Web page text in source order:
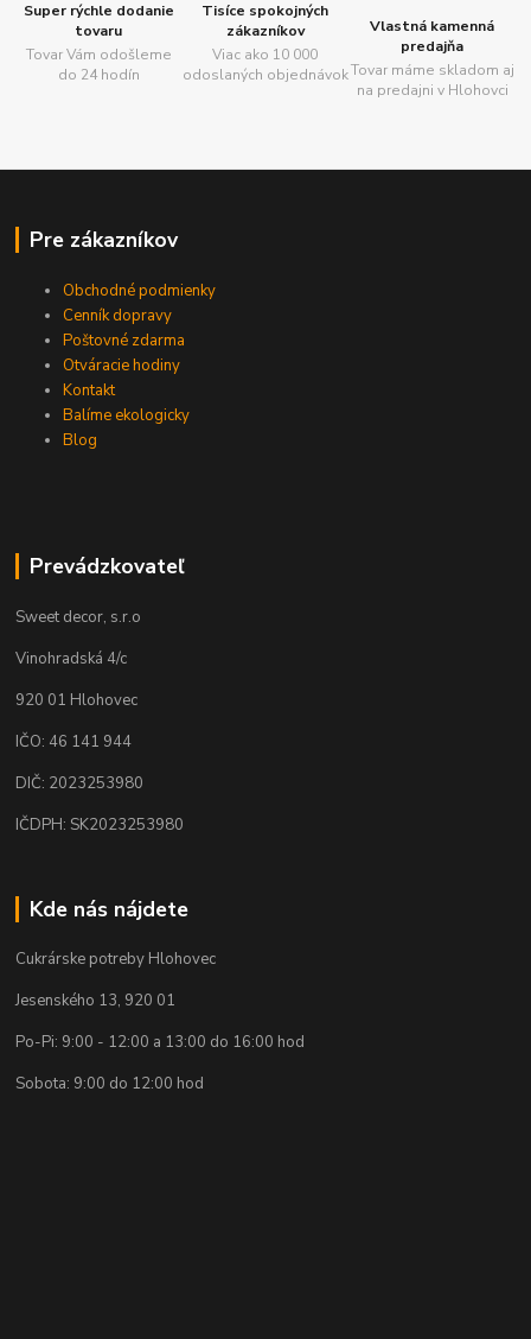
Super rýchle dodanie
tovaru
Tovar Vám odošleme
do 24 hodín
Tisíce spokojných
zákazníkov
Viac ako 10 000
odoslaných objednávok
Vlastná kamenná
predajňa
Tovar máme skladom aj
na predajni v Hlohovci
Pre zákazníkov
Obchodné podmienky
Cenník dopravy
Poštovné zdarma
Otváracie hodiny
Kontakt
Balíme ekologicky
Blog
Prevádzkovateľ
Sweet decor, s.r.o
Vinohradská 4/c
920 01 Hlohovec
IČO: 46 141 944
DIČ: 2023253980
IČDPH: SK2023253980
Kde nás nájdete
Cukrárske potreby Hlohovec
Jesenského 13, 920 01
Po-Pi: 9:00 - 12:00 a 13:00 do 16:00 hod
Sobota: 9:00 do 12:00 hod